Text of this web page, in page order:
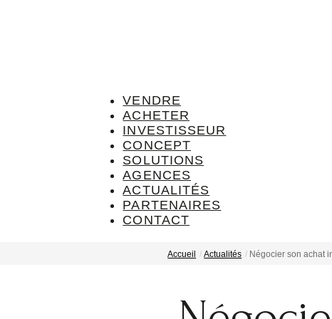
VENDRE
ACHETER
INVESTISSEUR
CONCEPT
SOLUTIONS
AGENCES
ACTUALITÉS
PARTENAIRES
CONTACT
Accueil Actualités Négocier son achat